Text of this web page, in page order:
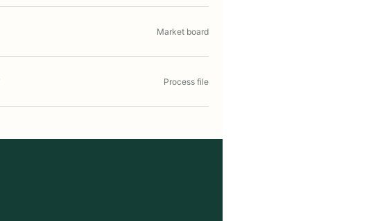
Market board
Process file